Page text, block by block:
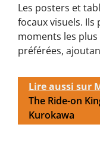
Les posters et
focaux visuels. Ils
moments les
préférées,
Lire aussi sur
The Ride-on
Kurokawa